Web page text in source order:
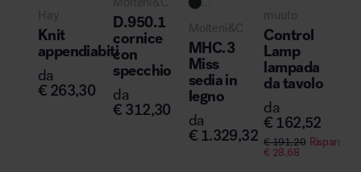
Hay
Knit
appendiabiti
da
€ 263,30
D.950.1
cornice
con
specchio
da
€ 312,30
Molteni&C
MHC.3
Miss
sedia in
legno
da
€ 1.329,32
muuto
Control
Lamp
lampada
da tavolo
da
€ 162,52
€191,20 Risparmi
€28,68
€